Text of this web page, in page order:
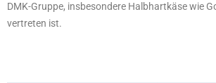
DMK-Gruppe, insbesondere Halbhartkäse wie
vertreten ist.